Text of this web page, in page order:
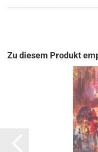
Zu diesem Produkt